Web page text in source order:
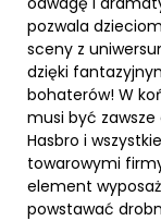
pozwala
sceny z
dzięki
bohaterów! W
musi być zawsze
Hasbro i
towarowymi
element
powstawać